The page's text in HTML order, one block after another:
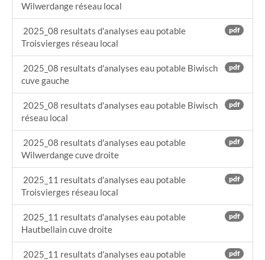
Wilwerdange réseau local
pdf
2025_08 resultats d'analyses eau potable
Troisvierges réseau local
pdf
2025_08 resultats d'analyses eau potable Biwisch
cuve gauche
pdf
2025_08 resultats d'analyses eau potable Biwisch
réseau local
pdf
2025_08 resultats d'analyses eau potable
Wilwerdange cuve droite
pdf
2025_11 resultats d'analyses eau potable
Troisvierges réseau local
pdf
2025_11 resultats d'analyses eau potable
Hautbellain cuve droite
pdf
2025_11 resultats d'analyses eau potable